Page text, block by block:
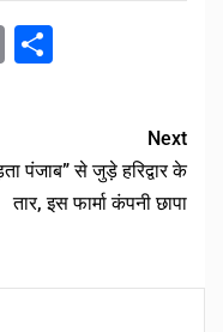
Copy
Next
पंजाब” से जुड़े हरिद्वार के
तार, इस फार्मा कंपनी छापा